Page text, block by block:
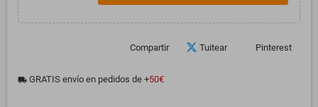
Compartir Tuitear Pinterest
local_shipping GRATIS envío en pedidos de +50€